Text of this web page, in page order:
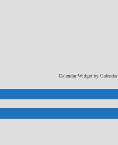
Calendar Widget by